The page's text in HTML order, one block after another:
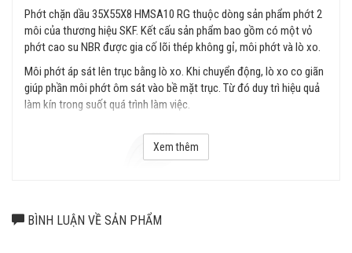
Phớt chặn dầu 35X55X8 HMSA10 RG thuộc dòng sản phẩm phớt 2
môi của thương hiệu SKF. Kết cấu sản phẩm bao gồm có một vỏ
phớt cao su NBR được gia cố lõi thép không gỉ, môi phớt và lò xo.
Môi phớt áp sát lên trục bằng lò xo. Khi chuyển động, lò xo co giãn
giúp phần môi phớt ôm sát vào bề mặt trục. Từ đó duy trì hiệu quả
làm kín trong suốt quá trình làm việc.
Xem thêm
BÌNH LUẬN VỀ SẢN PHẨM